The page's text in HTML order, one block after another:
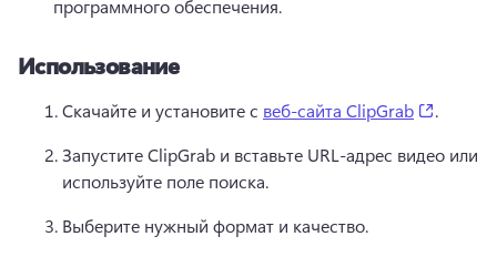
программного обеспечения.
Использование
Скачайте и установите с веб-сайта ClipGrab
.
Запустите ClipGrab и вставьте URL-адрес видео или
используйте поле поиска.
Выберите нужный формат и качество.